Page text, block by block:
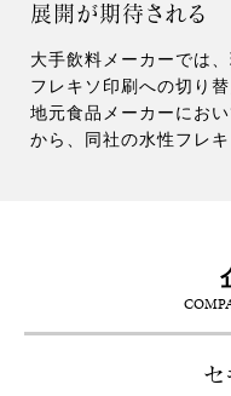
展開が期待される
大手飲料メーカーでは
フレキソ印刷への切り
地元食品メーカーにお
から、同社の水性フレ
セ